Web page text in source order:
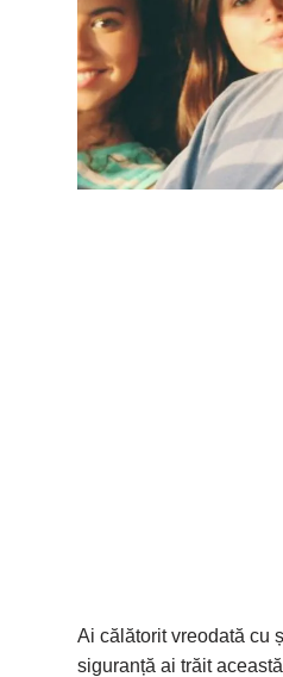
Ai călătorit vreodată cu
siguranță ai trăit